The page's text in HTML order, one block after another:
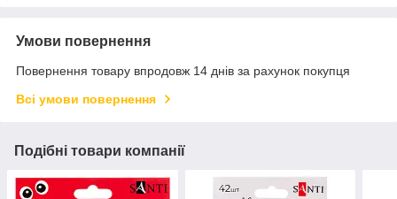
Умови повернення
Повернення товару впродовж 14 днів за рахунок покупця
Всі умови повернення
Подібні товари компанії